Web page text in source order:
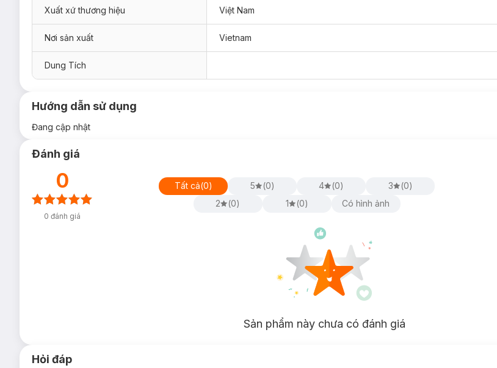
Xuất xứ thương hiệu Việt Nam
Nơi sản xuất Vietnam
Dung Tích
Hướng dẫn sử dụng
Đang cập nhật
Đánh giá
0
0 đánh giá
Tất cả(0) 5 (0) 4 (0) 3 (0)
2
(0) 1 (0) Có hình ảnh
Sản phẩm này chưa có đánh giá
Hỏi đáp